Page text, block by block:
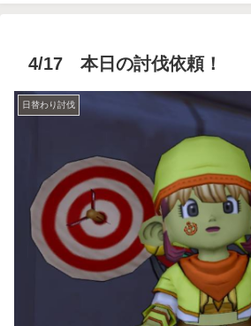
4/17 本日の討伐依頼！
日替わり討伐